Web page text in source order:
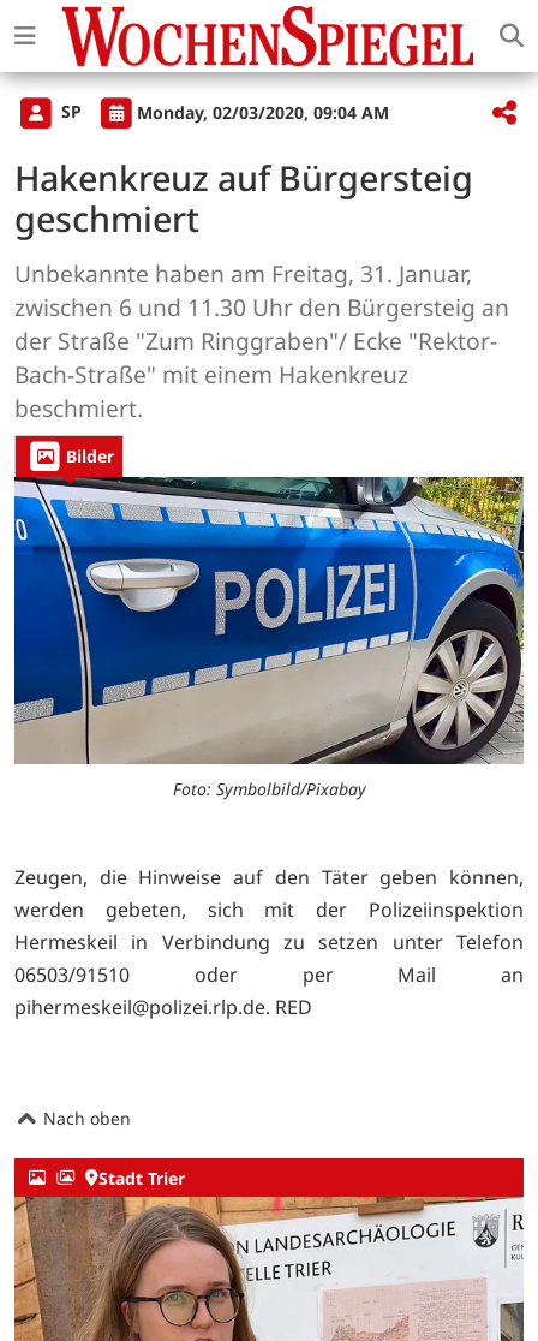
SP Monday, 02/03/2020, 09:04 AM
Hakenkreuz auf Bürgersteig
geschmiert
Unbekannte haben am Freitag, 31. Januar,
zwischen 6 und 11.30 Uhr den Bürgersteig an
der Straße "Zum Ringgraben"/ Ecke "Rektor-
Bach-Straße" mit einem Hakenkreuz
beschmiert.
Bilder
Foto: Symbolbild/Pixabay
Zeugen, die Hinweise auf den Täter geben können,
werden gebeten, sich mit der Polizeiinspektion
Hermeskeil in Verbindung zu setzen unter Telefon
06503/91510 oder per Mail an
pihermeskeil@polizei.rlp.de. RED
Nach oben
Stadt Trier